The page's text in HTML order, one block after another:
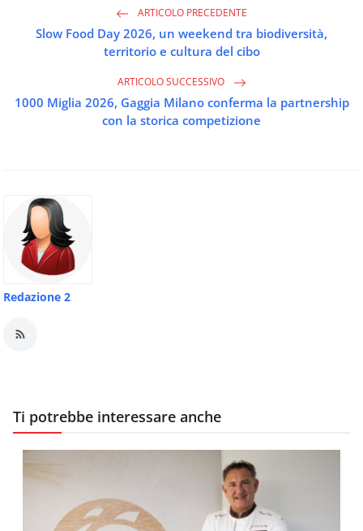
ARTICOLO PRECEDENTE
Slow Food Day 2026, un weekend tra biodiversità,
territorio e cultura del cibo
ARTICOLO SUCCESSIVO
1000 Miglia 2026, Gaggia Milano conferma la partnership
con la storica competizione
Redazione 2
Ti potrebbe interessare anche